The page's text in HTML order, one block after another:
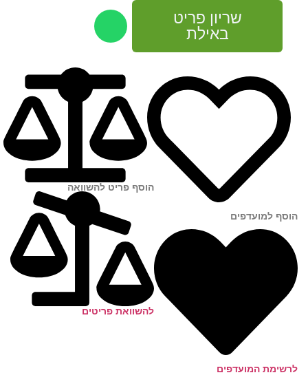
שריון פריט
באילת
הוסף למועדפים
לרשימת המועדפים
הוסף פריט להשוואה
להשוואת פריטים